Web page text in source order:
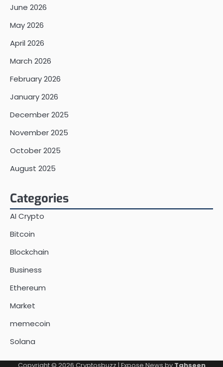
June 2026
May 2026
April 2026
March 2026
February 2026
January 2026
December 2025
November 2025
October 2025
August 2025
Categories
AI Crypto
Bitcoin
Blockchain
Business
Ethereum
Market
memecoin
Solana